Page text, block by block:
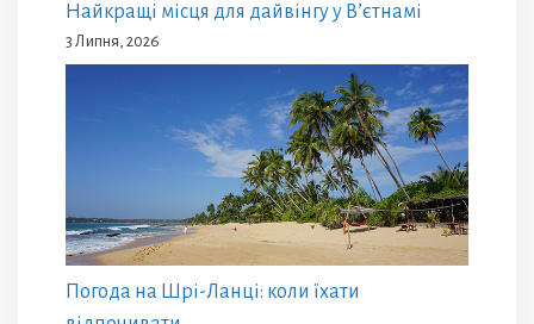
Найкращі місця для дайвінгу у В’єтнамі
3 Липня, 2026
Погода на Шрі-Ланці: коли їхати